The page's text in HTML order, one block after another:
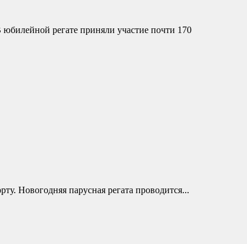
регате приняли участие почти 170
Новогодняя парусная регата проводится...